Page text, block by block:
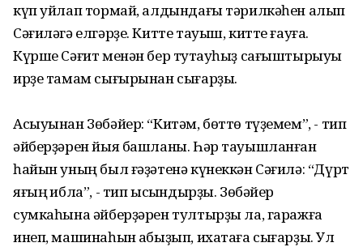
күп уйлап тормай, алдындағы тәрилкәһен алып
Сәғиләгә елгәрҙе. Китте тауыш, китте ғауға.
Күрше Сәғит менән бер туҡтауһыҙ сағыштырыуы
ирҙе тамам сығырынан сығарҙы.
Асыуынан Зөбәйер: “Китәм, бөттө түҙемем”, - тип
әйберҙәрен йыя башланы. Һәр тауышланған
һайын уның был ғәҙәтенә күнеккән Сәғилә: “Дүрт
яғың ҡибла”, - тип ысҡындырҙы. Зөбәйер
сумкаһына әйберҙәрен тултырҙы ла, гаражға
инеп, машинаһын ҡабыҙып, ихатаға сығарҙы. Ул